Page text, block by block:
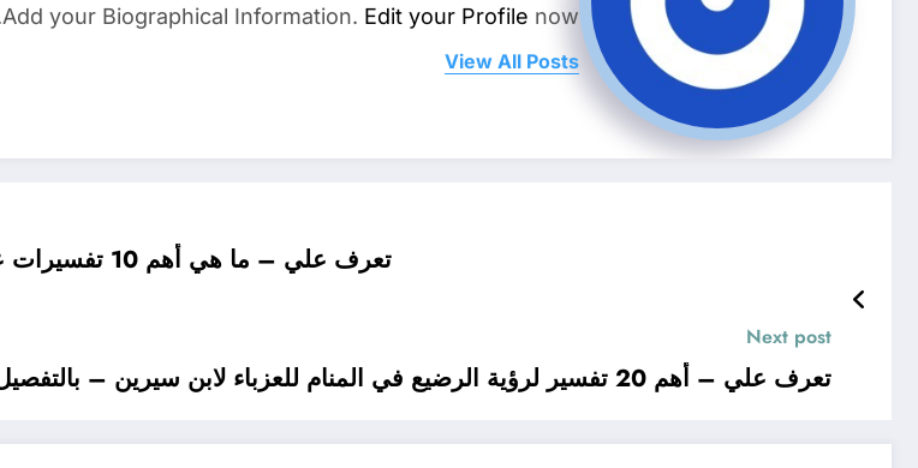
Add your Biographical Information. Edit your Profile now.
View All Posts
تعرف علي – ما هي أهم 10 تفسيرات عن رؤية الحشيش المخدر في المنام لابن سيرين؟ – بالتفصيل
Next post
تعرف علي – أهم 20 تفسير لرؤية الرضيع في المنام للعزباء لابن سيرين – بالتفصيل